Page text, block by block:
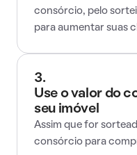
consórcio, pelo
para aumentar suas
3.
Use o valor do
seu imóvel
Assim que for
consórcio para